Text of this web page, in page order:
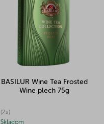
BASILUR Wine Tea Frosted
Wine plech 75g
(2x)
Skladom